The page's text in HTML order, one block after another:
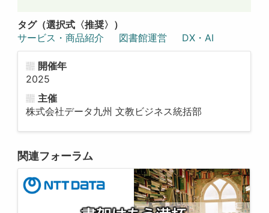
タグ（選択式〈推奨〉）
サービス・商品紹介
図書館運営 DX・AI
開催年
2025
主催
株式会社データ九州 文教ビジネス統括部
関連フォーラム